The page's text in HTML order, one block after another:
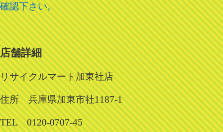
確認下さい。
店舗詳細
リサイクルマート加東社店
住所 兵庫県加東市社1187-1
TEL 0120-0707-45